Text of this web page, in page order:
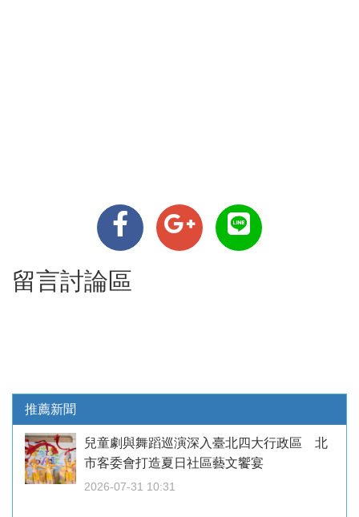
留言討論區
推薦新聞
兒童劇與舞蹈巡演深入臺北四大行政區 北
市客委會打造夏日社區藝文饗宴
2026-07-31 10:31